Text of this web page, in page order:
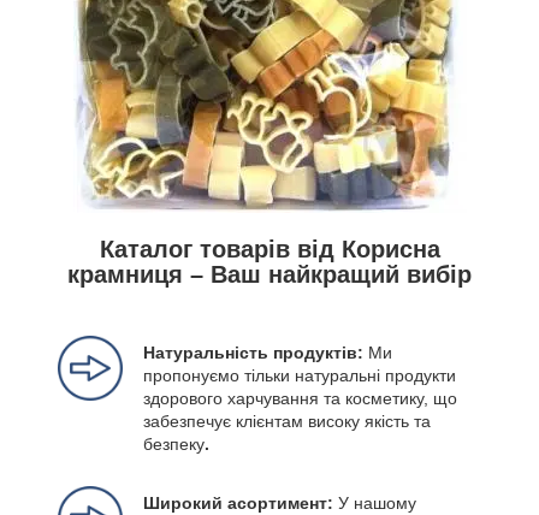
Каталог товарів від Корисна
крамниця – Ваш найкращий вибір
Натуральність продуктів: Ми
пропонуємо тільки натуральні продукти
здорового харчування та косметику, що
забезпечує клієнтам високу якість та
безпеку.
Широкий асортимент: У нашому